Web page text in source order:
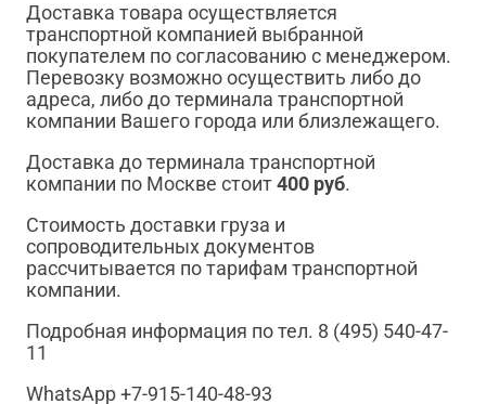
Доставка товара осуществляется
транспортной компанией выбранной
покупателем по согласованию с менеджером.
Перевозку возможно осуществить либо до
адреса, либо до терминала транспортной
компании Вашего города или близлежащего.
Доставка до терминала транспортной
компании по Москве стоит400 руб.
Стоимость доставки груза и
сопроводительных документов
рассчитывается по тарифам транспортной
компании.
Подробная информация по тел. 8 (495) 540-47-
11
WhatsApp +7-915-140-48-93